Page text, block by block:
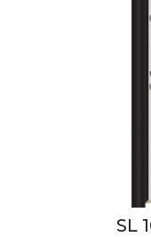
SL